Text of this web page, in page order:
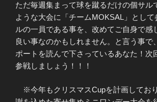
ただ毎週集まって球を蹴るだけの個サル
ような大会に「チームMOKSAL」として
ルの一員である事を、改めてご自身で感
良い事なのかもしれません。と言う事で
ポートを読んで下さっているあなた！次
参戦しましょう！！！
※今年もクリスマスCupを計画してお